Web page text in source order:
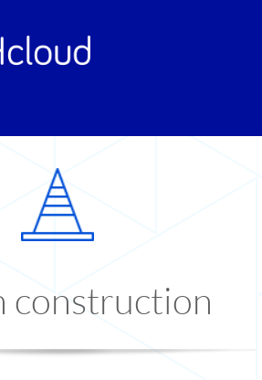
construction